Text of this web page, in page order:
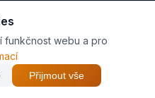
funkčnost webu a pro
Přijmout vše